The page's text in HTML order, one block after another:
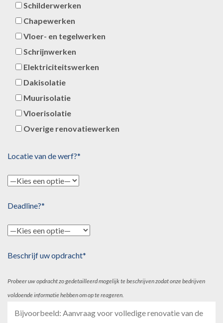
Schilderwerken
Chapewerken
Vloer- en tegelwerken
Schrijnwerken
Elektriciteitswerken
Dakisolatie
Muurisolatie
Vloerisolatie
Overige renovatiewerken
Locatie van de werf?*
Deadline?*
Beschrijf uw opdracht*
Probeer uw opdracht zo gedetailleerd mogelijk te beschrijven zodat onze bedrijven
voldoende informatie hebben om op te reageren.